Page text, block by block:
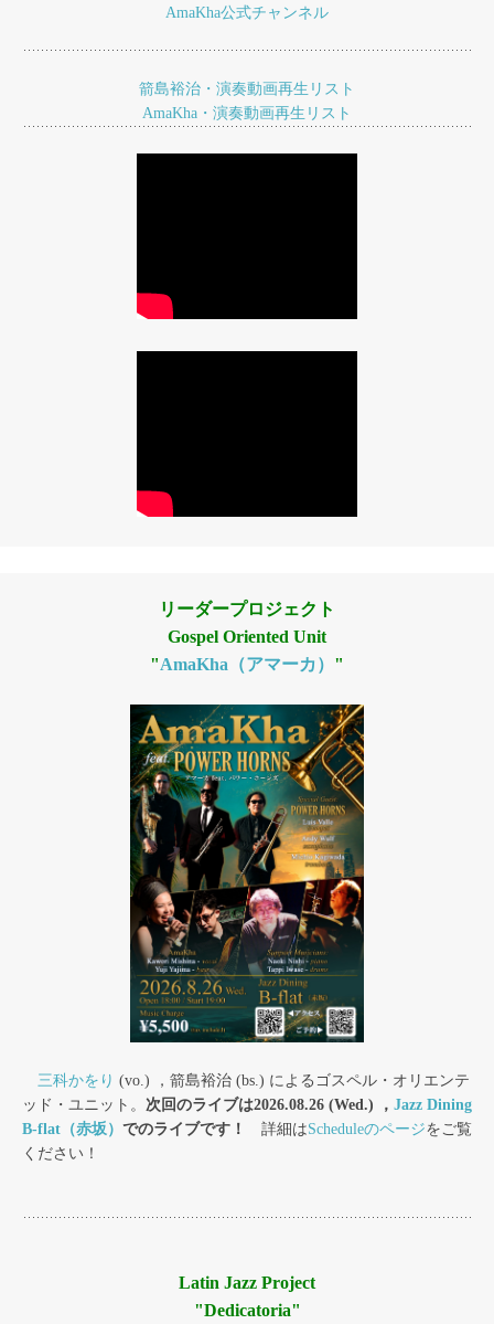
AmaKha公式チャンネル
箭島裕治・演奏動画再生リスト
AmaKha・演奏動画再生リスト
リーダープロジェクト
Gospel Oriented Unit
"AmaKha（アマーカ） "
三科かをり (vo.) ，箭島裕治 (bs.) によるゴスペル・オリエンテ
ッド・ユニット。 次回のライブは2026.08.26 (Wed.) ， Jazz Dining
B-flat（赤坂） でのライブです！ 詳細はScheduleのページをご覧
ください！
Latin Jazz Project
"Dedicatoria"